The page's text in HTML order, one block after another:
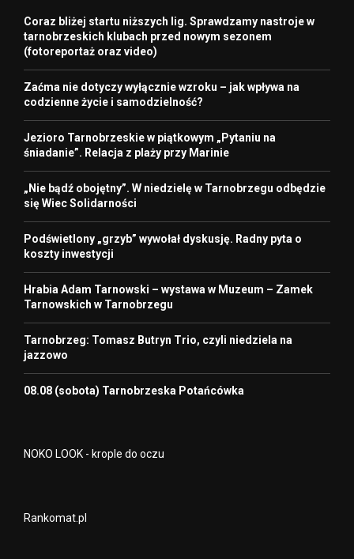
Coraz bliżej startu niższych lig. Sprawdzamy nastroje w
tarnobrzeskich klubach przed nowym sezonem
(fotoreportaż oraz video)
Zaćma nie dotyczy wyłącznie wzroku – jak wpływa na
codzienne życie i samodzielność?
Jezioro Tarnobrzeskie w piątkowym „Pytaniu na
śniadanie”. Relacja z plaży przy Marinie
„Nie bądź obojętny”. W niedzielę w Tarnobrzegu odbędzie
się Wiec Solidarności
Podświetlony „grzyb” wywołał dyskusję. Radny pyta o
koszty inwestycji
Hrabia Adam Tarnowski – wystawa w Muzeum – Zamek
Tarnowskich w Tarnobrzegu
Tarnobrzeg: Tomasz Butryn Trio, czyli niedziela na
jazzowo
08.08 (sobota) Tarnobrzeska Potańcówka
NOKO LOOK - krople do oczu
Rankomat.pl